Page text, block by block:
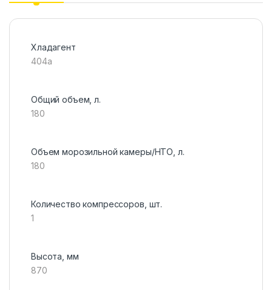
Хладагент
404а
Общий объем, л.
180
Объем морозильной камеры/НТО, л.
180
Количество компрессоров, шт.
1
Высота, мм
870